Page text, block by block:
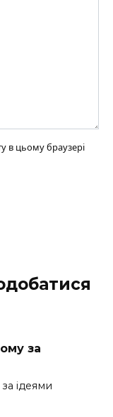
в цьому браузері
за
ідеями